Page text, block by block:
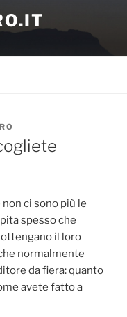
ci sono più le
spesso che
il loro
normalmente
da fiera: quanto
avete fatto a